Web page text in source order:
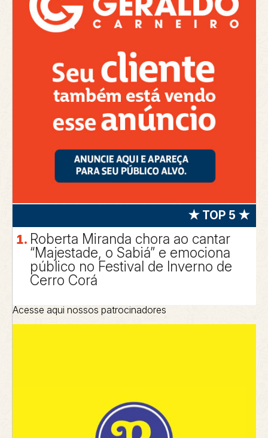
★ TOP 5 ★
Roberta Miranda chora ao cantar
“Majestade, o Sabiá” e emociona
público no Festival de Inverno de
Cerro Corá
Acesse aqui nossos patrocinadores